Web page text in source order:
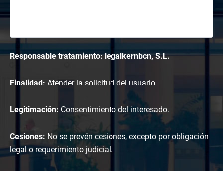
Responsable tratamiento: legalkernbcn, S.L.
Finalidad: Atender la solicitud del usuario.
Legitimación: Consentimiento del interesado.
Cesiones: No se prevén cesiones, excepto por obligación
legal o requerimiento judicial.